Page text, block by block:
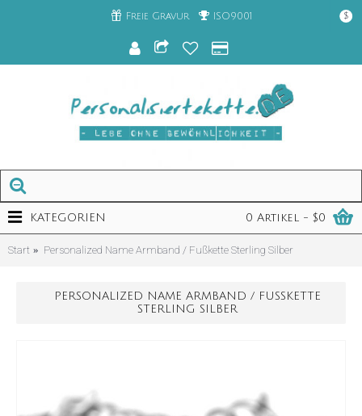
Freie Gravur ISO9001 $
0 Artikel - $0
KATEGORIEN
Start Personalized Name Armband / Fußkette Sterling Silber
PERSONALIZED NAME ARMBAND / FUSSKETTE S
TERLING SILBER